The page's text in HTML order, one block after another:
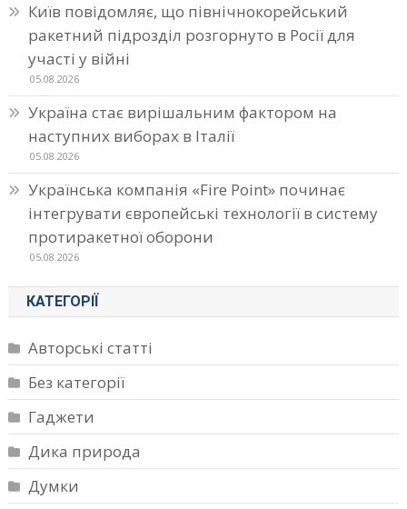
Київ повідомляє, що північнокорейський
ракетний підрозділ розгорнуто в Росії для
участі у війні
05.08.2026
Україна стає вирішальним фактором на
наступних виборах в Італії
05.08.2026
Українська компанія «Fire Point» починає
інтегрувати європейські технології в систему
протиракетної оборони
05.08.2026
КАТЕГОРІЇ
Авторські статті
Без категорії
Гаджети
Дика природа
Думки